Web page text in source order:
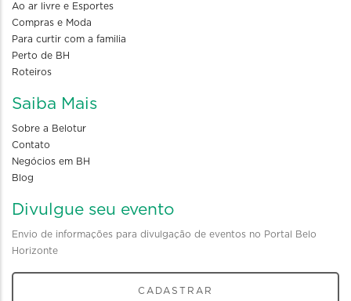
Ao ar livre e Esportes
Compras e Moda
Para curtir com a familia
Perto de BH
Roteiros
Saiba Mais
Sobre a Belotur
Contato
Negócios em BH
Blog
Divulgue seu evento
Envio de informações para divulgação de eventos no Portal Belo
Horizonte
CADASTRAR